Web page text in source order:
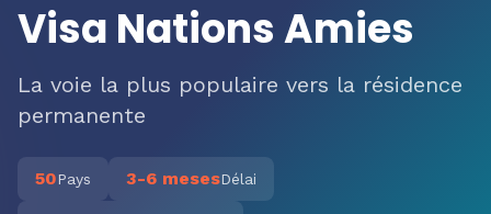
Visa Nations Amies
La voie la plus populaire vers la résidence
permanente
50Pays 3-6 mesesDélai